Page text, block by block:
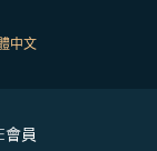
中文
會員